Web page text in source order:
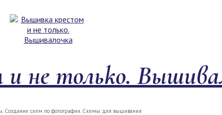
не только.
Создание схем по фотографии. Схемы для вышивания